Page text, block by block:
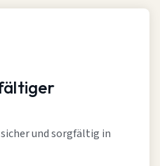
und sorgfältig in